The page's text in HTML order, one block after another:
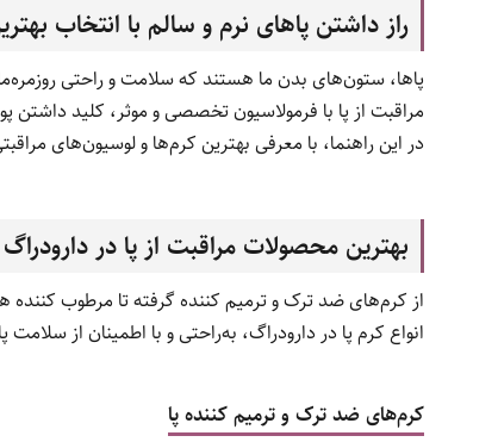
راز داشتن پاهای نرم و سالم با انتخاب
پاها، ستون‌های بدن ما هستند که سلامت و راحتی
مراقبت از پا با فرمولاسیون تخصصی و موثر، کلید داشتن
در این راهنما، با معرفی بهترین کرم‌ها و لوسیون‌های
بهترین محصولات مراقبت از پا در دارودراگ
از کرم‌های ضد ترک و ترمیم کننده گرفته تا مرطوب کننده
انواع کرم پا در دارودراگ، به‌راحتی و با اطمینان از
کرم‌های ضد ترک و ترمیم کننده پا